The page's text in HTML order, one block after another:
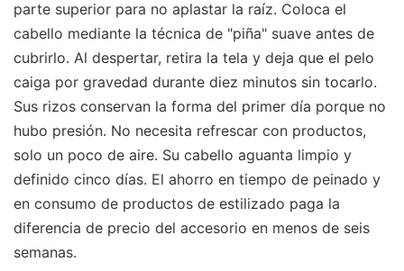
parte superior para no aplastar la raíz. Coloca el
cabello mediante la técnica de "piña" suave antes de
cubrirlo. Al despertar, retira la tela y deja que el pelo
caiga por gravedad durante diez minutos sin tocarlo.
Sus rizos conservan la forma del primer día porque no
hubo presión. No necesita refrescar con productos,
solo un poco de aire. Su cabello aguanta limpio y
definido cinco días. El ahorro en tiempo de peinado y
en consumo de productos de estilizado paga la
diferencia de precio del accesorio en menos de seis
semanas.